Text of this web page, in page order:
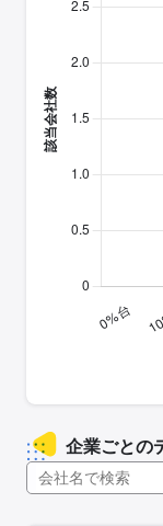
企業ごとの